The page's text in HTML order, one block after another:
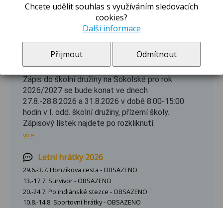
více
Zápis do školní družiny 2026/2027
Zápis do školní družiny na Sokolské pro rok
2026/2027 se bude konat ve dnech
27.8.-28.8.2026 a 31.8.2026 v době 8:00-15:00
hodin v I. odd. školní družiny, přízemí školy.
Zápisový lístek najdete po rozkliknutí.
více
Letní hrátky 2026
29.6.-3.7. Honzíkova cesta - OBSAZENO
13.-17.7. Survivor - OBSAZENO
20.-24.7. Po indiánské stezce - OBSAZENO
10.8.-14.8. Sportovní hrátky - OBSAZENO
Chcete udělit souhlas s využíváním sledovacích
cookies?
Další informace
Přijmout Odmítnout